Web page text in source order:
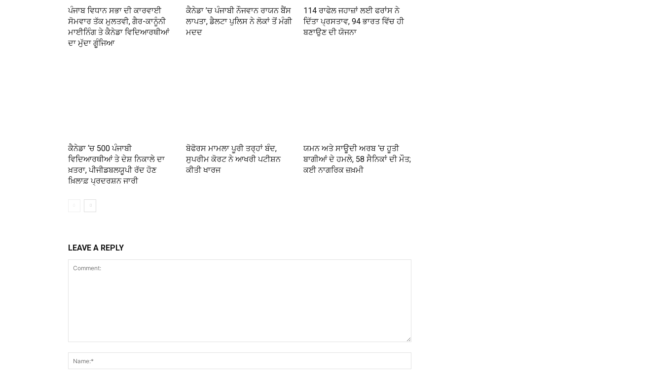
ਪੰਜਾਬ ਵਿਧਾਨ ਸਭਾ ਦੀ ਕਾਰਵਾਈ
ਸੋਮਵਾਰ ਤੱਕ ਮੁਲਤਵੀ, ਗੈਰ-ਕਾਨੂੰਨੀ
ਮਾਈਨਿੰਗ ਤੇ ਕੈਨੇਡਾ ਵਿਦਿਆਰਥੀਆਂ
ਦਾ ਮੁੱਦਾ ਗੂੰਜਿਆ
ਕੈਨੇਡਾ ’ਚ ਪੰਜਾਬੀ ਨੌਜਵਾਨ ਰਾਯਨ ਬੈਂਸ
ਲਾਪਤਾ, ਡੈਲਟਾ ਪੁਲਿਸ ਨੇ ਲੋਕਾਂ ਤੋਂ ਮੰਗੀ
ਮਦਦ
114 ਰਾਫੇਲ ਜਹਾਜ਼ਾਂ ਲਈ ਫਰਾਂਸ ਨੇ
ਦਿੱਤਾ ਪ੍ਰਸਤਾਵ, 94 ਭਾਰਤ ਵਿੱਚ ਹੀ
ਬਣਾਉਣ ਦੀ ਯੋਜਨਾ
ਕੈਨੇਡਾ ‘ਚ 500 ਪੰਜਾਬੀ
ਵਿਦਿਆਰਥੀਆਂ ਤੇ ਦੇਸ਼ ਨਿਕਾਲੇ ਦਾ
ਖ਼ਤਰਾ, ਪੀਜੀਡਬਲਯੂਪੀ ਰੱਦ ਹੋਣ
ਖ਼ਿਲਾਫ਼ ਪ੍ਰਦਰਸ਼ਨ ਜਾਰੀ
ਬੋਫੋਰਸ ਮਾਮਲਾ ਪੂਰੀ ਤਰ੍ਹਾਂ ਬੰਦ,
ਸੁਪਰੀਮ ਕੋਰਟ ਨੇ ਆਖਰੀ ਪਟੀਸ਼ਨ
ਕੀਤੀ ਖਾਰਜ
ਯਮਨ ਅਤੇ ਸਾਊਦੀ ਅਰਬ ‘ਚ ਹੂਤੀ
ਬਾਗੀਆਂ ਦੇ ਹਮਲੇ, 58 ਸੈਨਿਕਾਂ ਦੀ ਮੌਤ;
ਕਈ ਨਾਗਰਿਕ ਜ਼ਖ਼ਮੀ
LEAVE A REPLY